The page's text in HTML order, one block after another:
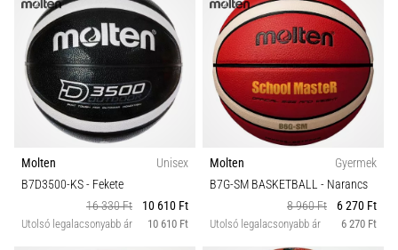
Molten
Unisex
B7D3500-KS- Fekete
16 330 Ft
10 610 Ft
Utolsó legalacsonyabb ár 10 610 Ft
Molten
Gyermek
B7G-SM BASKETBALL - Narancs
8 960 Ft
6 270 Ft
Utolsó legalacsonyabb ár 6 270 Ft